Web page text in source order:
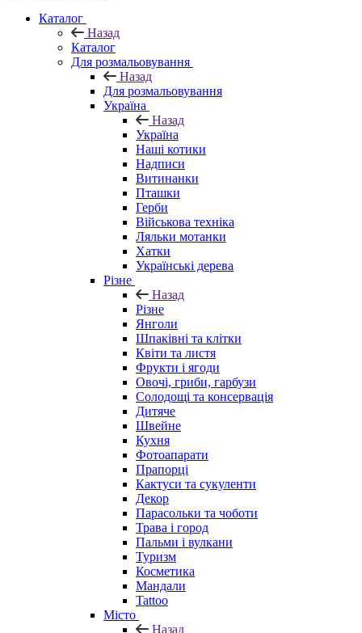
Каталог
Назад
Каталог
Для розмальовування
Назад
Для розмальовування
Україна
Назад
Україна
Наші котики
Надписи
Витинанки
Пташки
Герби
Військова техніка
Ляльки мотанки
Хатки
Українські дерева
Різне
Назад
Різне
Янголи
Шпаківні та клітки
Квіти та листя
Фрукти і ягоди
Овочі, гриби, гарбузи
Солодощі та консервація
Дитяче
Швейне
Кухня
Фотоапарати
Прапорці
Кактуси та сукуленти
Декор
Парасольки та чоботи
Трава і город
Пальми і вулкани
Туризм
Косметика
Мандали
Tattoo
Місто
Назад